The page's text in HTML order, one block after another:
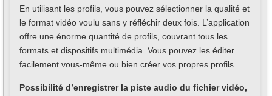
En utilisant les profils, vous pouvez sélectionner la qualité et
le format vidéo voulu sans y réfléchir deux fois. L’application
offre une énorme quantité de profils, couvrant tous les
formats et dispositifs multimédia. Vous pouvez les éditer
facilement vous-même ou bien créer vos propres profils.
Possibilité d’enregistrer la piste audio du fichier vidéo,